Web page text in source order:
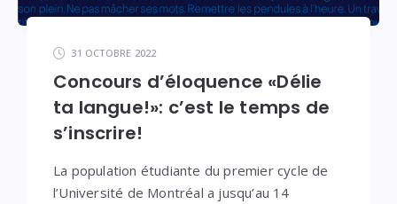
31 OCTOBRE 2022
Concours d’éloquence «Délie
ta langue!»: c’est le temps de
s’inscrire!
La population étudiante du premier cycle de
l’Université de Montréal a jusqu’au 14